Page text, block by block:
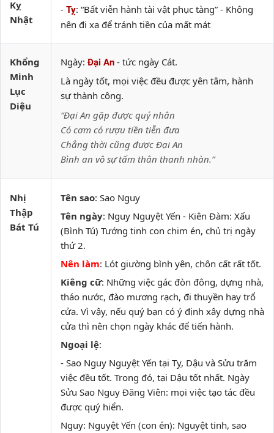
Kỵ
Nhật
- Tỵ: “Bất viễn hành tài vật phục tàng” - Không
nên đi xa để tránh tiền của mất mát
Khổng
Minh
Lục
Diệu
Ngày:Đại An - tức ngày Cát.
Là ngày tốt, mọi việc đều được yên tâm, hành
sự thành công.
“Đại An gặp được quý nhân
Có cơm có rượu tiền tiễn đưa
Chẳng thời cũng được Đại An
Bình an vô sự tấm thân thanh nhàn.”
Nhị
Thập
Bát Tú
Tên sao: Sao Nguy
Tên ngày: Nguy Nguyệt Yến - Kiên Đàm: Xấu
(Bình Tú) Tướng tinh con chim én, chủ trị ngày
thứ 2.
Nên làm: Lót giường bình yên, chôn cất rất tốt.
Kiêng cữ: Những việc gác đòn đông, dựng nhà,
tháo nước, đào mương rạch, đi thuyền hay trổ
cửa. Vì vậy, nếu quý bạn có ý định xây dựng nhà
cửa thì nên chọn ngày khác để tiến hành.
Ngoại lệ:
- Sao Nguy Nguyệt Yến tại Tỵ, Dậu và Sửu trăm
việc đều tốt. Trong đó, tại Dậu tốt nhất. Ngày
Sửu Sao Nguy Đăng Viên: mọi việc tạo tác đều
được quý hiển.
Nguy: Nguyệt Yến (con én): Nguyệt tinh, sao